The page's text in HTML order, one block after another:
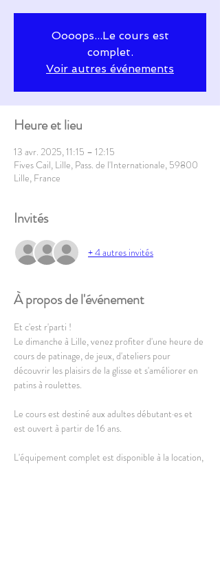
Oooops...Le cours est
complet.
Voir autres événements
Heure et lieu
13 avr. 2025, 11:15 – 12:15
Fives Cail, Lille, Pass. de l'Internationale, 59800
Lille, France
Invités
+ 4 autres invités
À propos de l'événement
Et c'est r'parti !
Le dimanche à Lille, venez profiter d'une heure de
cours de patinage, de jeux, d'ateliers pour
découvrir les plaisirs de la glisse et s'améliorer en
patins à roulettes.
Le cours est destiné aux adultes débutant·es et
est ouvert à partir de 16 ans.
L'équipement complet est disponible à la location,